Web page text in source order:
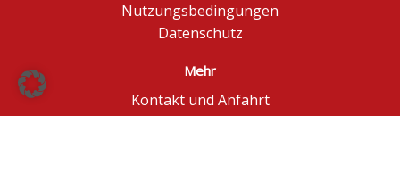
Nutzungsbedingungen
Datenschutz
Mehr
Kontakt und Anfahrt
Börse Düsseldorf